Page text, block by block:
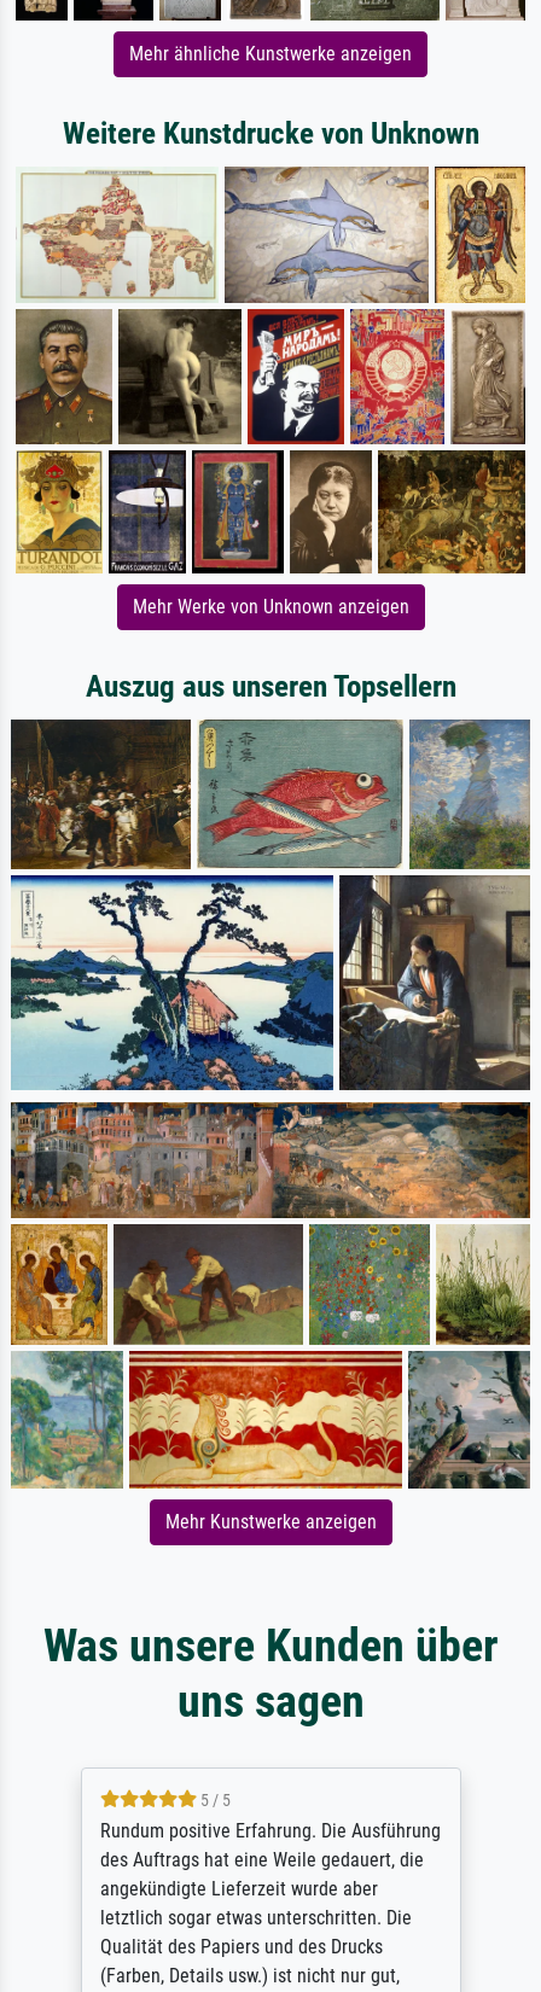
Mehr ähnliche Kunstwerke anzeigen
Weitere Kunstdrucke von Unknown
Mehr Werke von Unknown anzeigen
Auszug aus unseren Topsellern
Mehr Kunstwerke anzeigen
Was unsere Kunden über
uns sagen
5 / 5
Rundum positive Erfahrung. Die Ausführung
des Auftrags hat eine Weile gedauert, die
angekündigte Lieferzeit wurde aber
letztlich sogar etwas unterschritten. Die
Qualität des Papiers und des Drucks
(Farben, Details usw.) ist nicht nur gut,